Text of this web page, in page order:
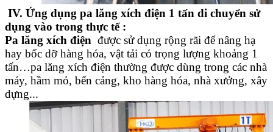
IV. Ứng dụng pa lăng xích điện 1 tấn di chuyển sử
dụng vào trong thực tế :
Pa lăng xích điện được sử dụng rộng rãi để nâng hạ
hay bốc dỡ hàng hóa, vật tải có trọng lượng khoảng 1
tấn…pa lăng xích điện thường được dùng trong các nhà
máy, hầm mỏ, bến cảng, kho hàng hóa, nhà xưởng, xây
dựng...